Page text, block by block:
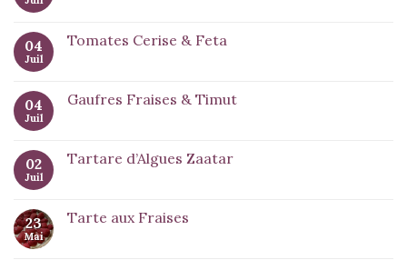
04
Juil
Tomates Cerise & Feta
04
Juil
Gaufres Fraises & Timut
02
Juil
Tartare d’Algues Zaatar
23
Mai
Tarte aux Fraises